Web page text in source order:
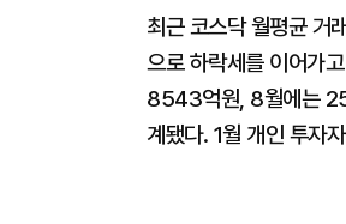
최근 코스닥 월평균
으로 하락세를 이어가
8543억원, 8월에는
계됐다. 1월 개인 투자